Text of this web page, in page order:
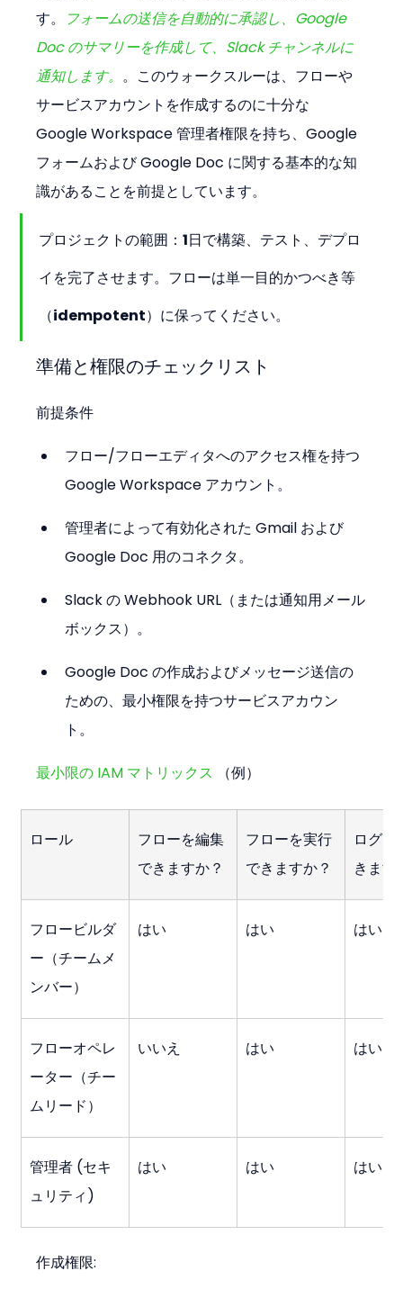
す。
フォームの送信を自動的に承認し、Google
Doc のサマリーを作成して、Slack チャンネルに
通知します。 。このウォークスルーは、フローや
サービスアカウントを作成するのに十分な
Google Workspace 管理者権限を持ち、Google
フォームおよび Google Doc に関する基本的な知
識があることを前提としています。
プロジェクトの範囲：1日で構築、テスト、デプロ
イを完了させます。フローは単一目的かつべき等
（idempotent）に保ってください。
準備と権限のチェックリスト
前提条件
フロー/フローエディタへのアクセス権を持つ
Google Workspace アカウント。
管理者によって有効化された Gmail および
Google Doc 用のコネクタ。
Slack の Webhook URL（または通知用メール
ボックス）。
Google Doc の作成およびメッセージ送信の
ための、最小権限を持つサービスアカウン
ト。
最小限の IAM マトリックス （例）
ロール
フローを編集
できますか？
フローを実行
できますか？
ログを
きます
フロービルダ
ー（チームメ
ンバー）
はい はい はい
フローオペレ
ーター（チー
ムリード）
いいえ はい はい
管理者 (セキ
ュリティ)
はい はい はい
作成権限: